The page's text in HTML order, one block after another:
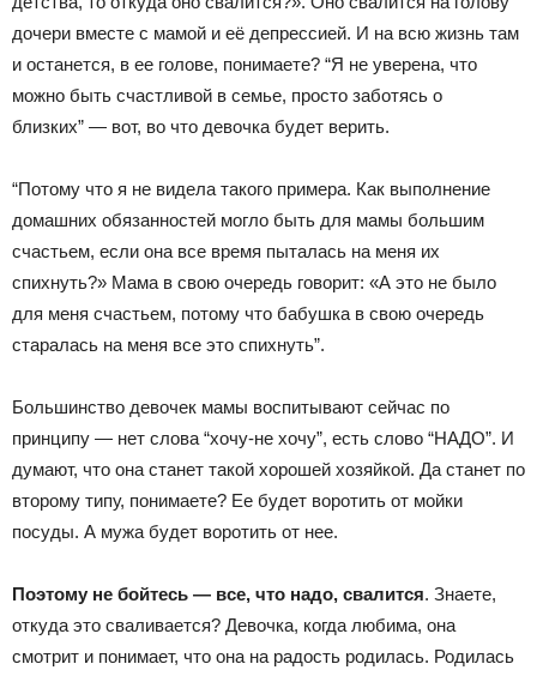
дочери вместе с мамой и её депрессией. И на всю жизнь там
и останется, в ее голове, понимаете? “Я не уверена, что
можно быть счастливой в семье, просто заботясь о
близких” — вот, во что девочка будет верить.
“Потому что я не видела такого примера. Как выполнение
домашних обязанностей могло быть для мамы большим
счастьем, если она все время пыталась на меня их
спихнуть?» Мама в свою очередь говорит: «А это не было
для меня счастьем, потому что бабушка в свою очередь
старалась на меня все это спихнуть”.
Большинство девочек мамы воспитывают сейчас по
принципу — нет слова “хочу-не хочу”, есть слово “НАДО”. И
думают, что она станет такой хорошей хозяйкой. Да станет по
второму типу, понимаете? Ее будет воротить от мойки
посуды. А мужа будет воротить от нее.
Поэтому не бойтесь — все, что надо, свалится. Знаете,
откуда это сваливается? Девочка, когда любима, она
смотрит и понимает, что она на радость родилась. Родилась